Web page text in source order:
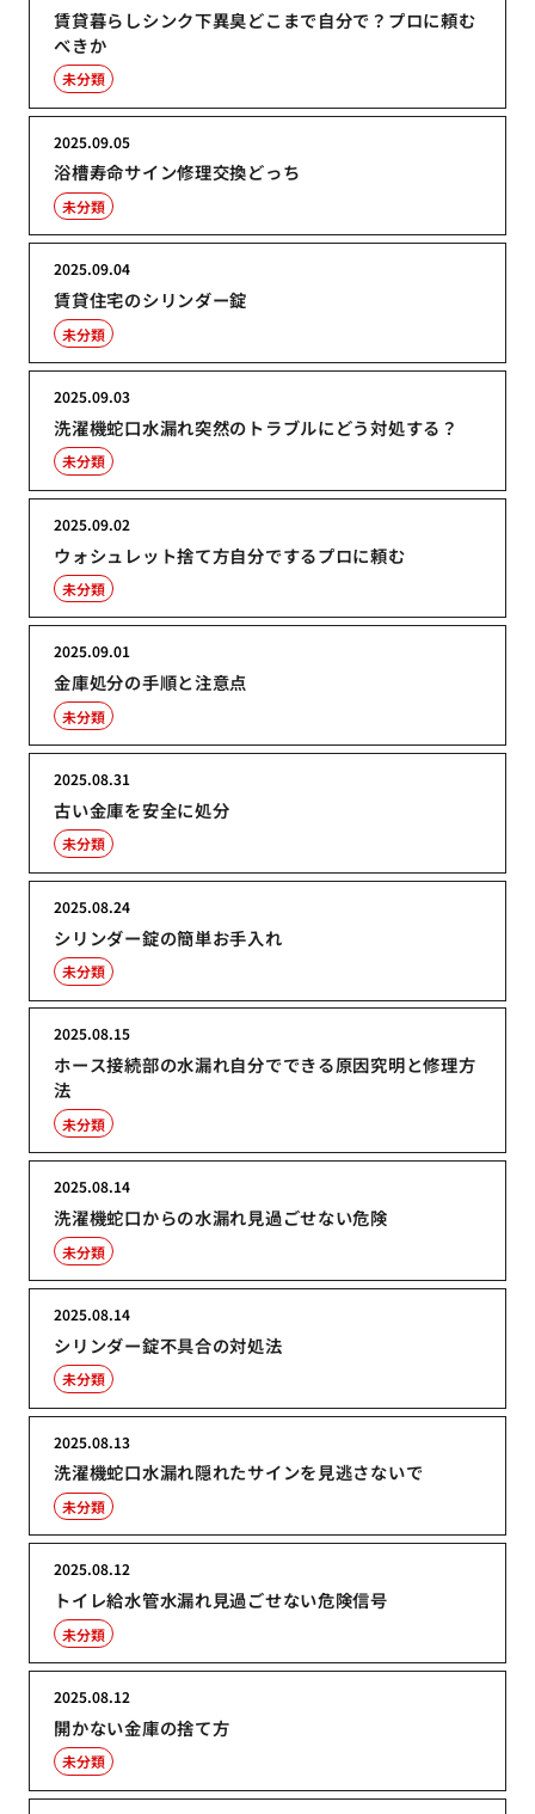
賃貸暮らしシンク下異臭どこまで自分で？プロに頼む
べきか
未分類
浴槽寿命サイン修理交換どっち
2025.09.05
未分類
賃貸住宅のシリンダー錠
2025.09.04
未分類
洗濯機蛇口水漏れ突然のトラブルにどう対処する？
2025.09.03
未分類
ウォシュレット捨て方自分でするプロに頼む
2025.09.02
未分類
金庫処分の手順と注意点
2025.09.01
未分類
古い金庫を安全に処分
2025.08.31
未分類
シリンダー錠の簡単お手入れ
2025.08.24
未分類
ホース接続部の水漏れ自分でできる原因究明と修理方
法
2025.08.15
未分類
洗濯機蛇口からの水漏れ見過ごせない危険
2025.08.14
未分類
シリンダー錠不具合の対処法
2025.08.14
未分類
洗濯機蛇口水漏れ隠れたサインを見逃さないで
2025.08.13
未分類
トイレ給水管水漏れ見過ごせない危険信号
2025.08.12
未分類
開かない金庫の捨て方
2025.08.12
未分類